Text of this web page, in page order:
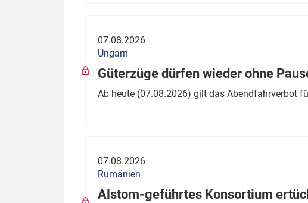
07.08.2026
Ungarn
Güterzüge dürfen wieder ohne
Ab heute (07.08.2026) gilt das Abendfahrverbot
07.08.2026
Rumänien
Alstom-geführtes Konsortium